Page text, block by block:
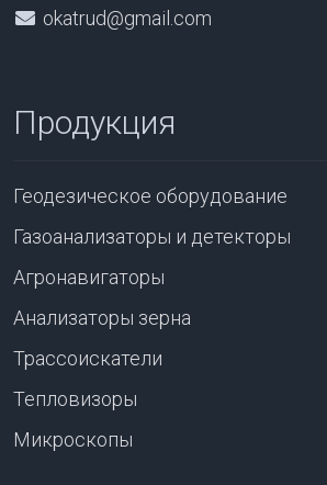
okatrud@gmail.com
Продукция
Геодезическое оборудование
Газоанализаторы и детекторы
Агронавигаторы
Анализаторы зерна
Трассоискатели
Тепловизоры
Микроскопы